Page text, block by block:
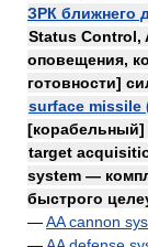
ЗРК ближнего
Status Control,
оповещения,
готовности]
surface missile
[корабельный]
target
system —
быстрого
—AA cannon